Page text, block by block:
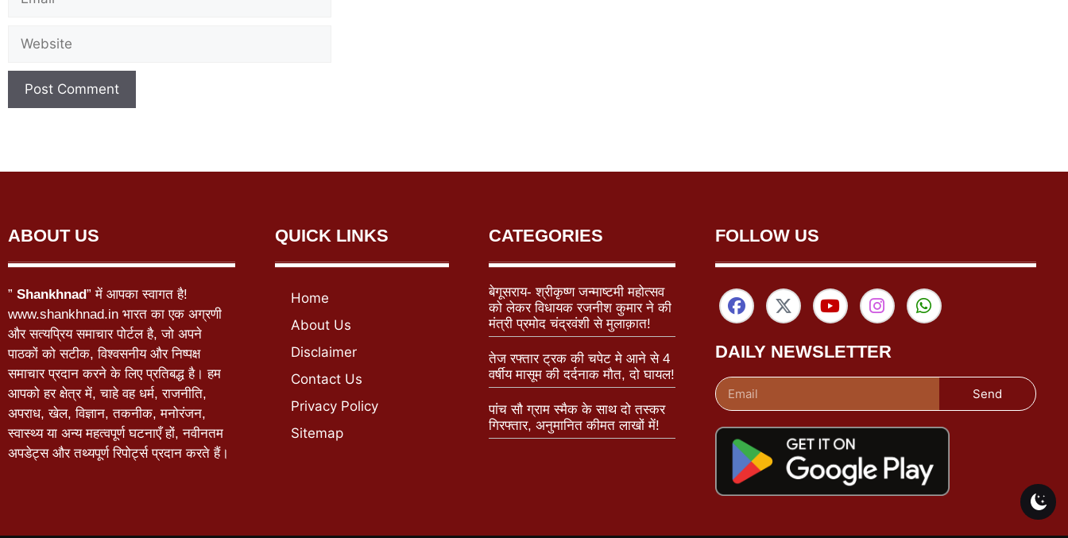
ABOUT US
” Shankhnad” में आपका स्वागत है!
www.shankhnad.in भारत का एक अग्रणी
और सत्यप्रिय समाचार पोर्टल है, जो अपने
पाठकों को सटीक, विश्वसनीय और निष्पक्ष
समाचार प्रदान करने के लिए प्रतिबद्ध है। हम
आपको हर क्षेत्र में, चाहे वह धर्म, राजनीति,
अपराध, खेल, विज्ञान, तकनीक, मनोरंजन,
स्वास्थ्य या अन्य महत्वपूर्ण घटनाएँ हों, नवीनतम
अपडेट्स और तथ्यपूर्ण रिपोर्ट्स प्रदान करते हैं।
QUICK LINKS
Home
About Us
Disclaimer
Contact Us
Privacy Policy
Sitemap
CATEGORIES
बेगूसराय- श्रीकृष्ण जन्माष्टमी महोत्सव
को लेकर विधायक रजनीश कुमार ने की
मंत्री प्रमोद चंद्रवंशी से मुलाक़ात!
तेज रफ्तार ट्रक की चपेट मे आने से 4
वर्षीय मासूम की दर्दनाक मौत, दो घायल!
पांच सौ ग्राम स्मैक के साथ दो तस्कर
गिरफ्तार, अनुमानित कीमत लाखों में!
FOLLOW US
DAILY NEWSLETTER
Send